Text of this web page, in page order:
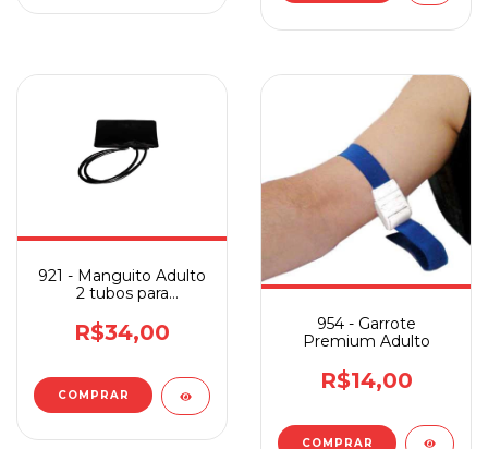
921 - Manguito Adulto
2 tubos para
R$34,00
954 - Garrote
Premium Adulto
R$14,00